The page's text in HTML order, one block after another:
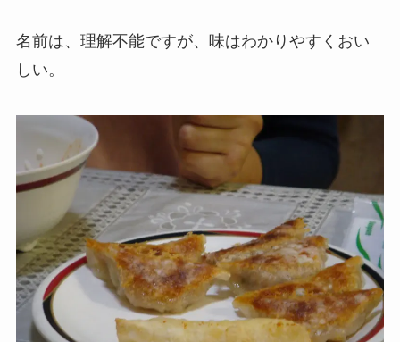
名前は、理解不能ですが、味はわかりやすくおい
しい。